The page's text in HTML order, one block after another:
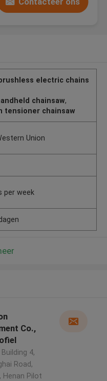
electric chains
chainsaw,
tensioner chainsaw
Union
per week
Co.,
4,
Road,
Henan Pilot